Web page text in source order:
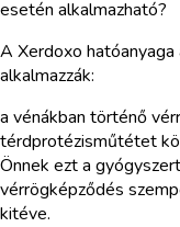
esetén alkalmazható?
A Xerdoxo
alkalmazzák:
a vénákban történő
térdprotézisműtétet
Önnek ezt a
vérrögképződés
kitéve.